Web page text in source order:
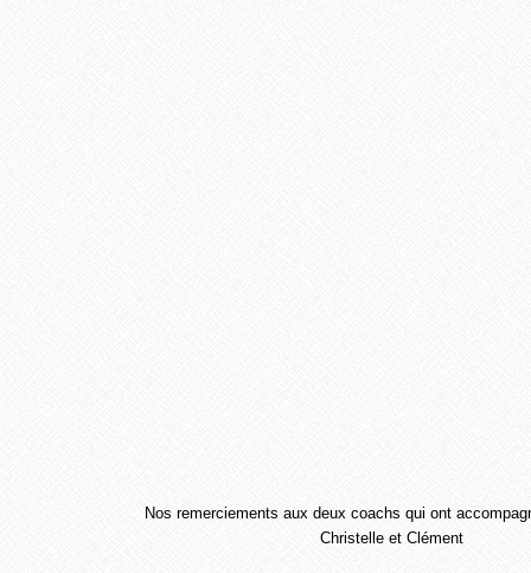
Nos remerciements aux deux coachs qui ont
Christelle et Clément